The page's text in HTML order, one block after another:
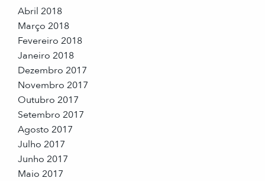
Abril 2018
Março 2018
Fevereiro 2018
Janeiro 2018
Dezembro 2017
Novembro 2017
Outubro 2017
Setembro 2017
Agosto 2017
Julho 2017
Junho 2017
Maio 2017